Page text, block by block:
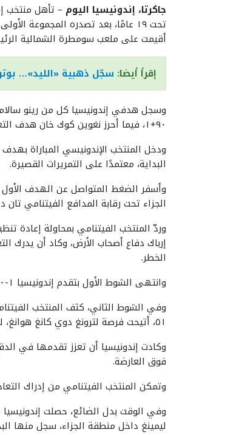
جاكرتا، إندونيسيا اليوم – تأهل منتخب
أقيمت على ملعب سومطرة الشمالية
إقرأ أيضا: سجّل ذهبية «الليد»…
٩٠+١، فيما أحرز نغوين كوك خان هدف التعادل المؤقت لفيتنام في الدقيقة ٧٣.
ودخل المنتخب الإندونيسي المباراة
البداية، معتمدًا على التمريرات القصيرة.
وأسفر الضغط المتواصل عن الهدف الأول
الجزاء تحت رقابة المدافع الفيتنامي
وردّ المنتخب الفيتنامي بمحاولة إعادة
إرباك دفاع أصحاب الأرض، وكاد أن يدرك
الخطر.
وانتهى الشوط الأول بتقدم إندونيسيا ١-٠.
وفي الشوط الثاني، كثف المنتخب
٥١، أتيحت فرصة لترونغ دوي كانغ هوانغ، لكن حارس المرمى دافا آل غاسيمي تصدى لها.
فوق العارضة.
وتمكن المنتخب الفيتنامي من إدراك التعادل في الدقيقة ٧٣ عبر رأسية نغوين
وفي الوقت بدل الضائع، حصلت
ليمينغ داخل منطقة الجزاء، سجل منها